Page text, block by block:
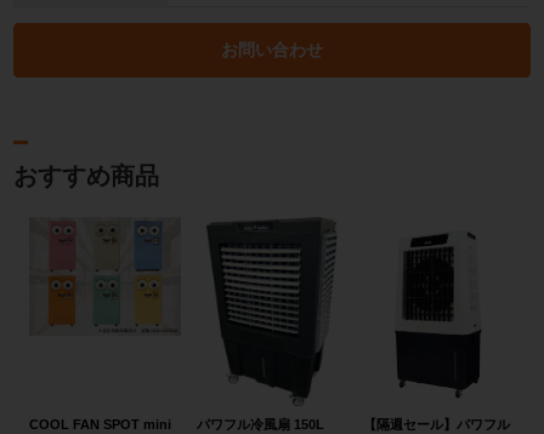
お問い合わせ
おすすめ商品
COOL FAN SPOT mini
パワフル冷風扇 150L
【隔週セール】パワフル